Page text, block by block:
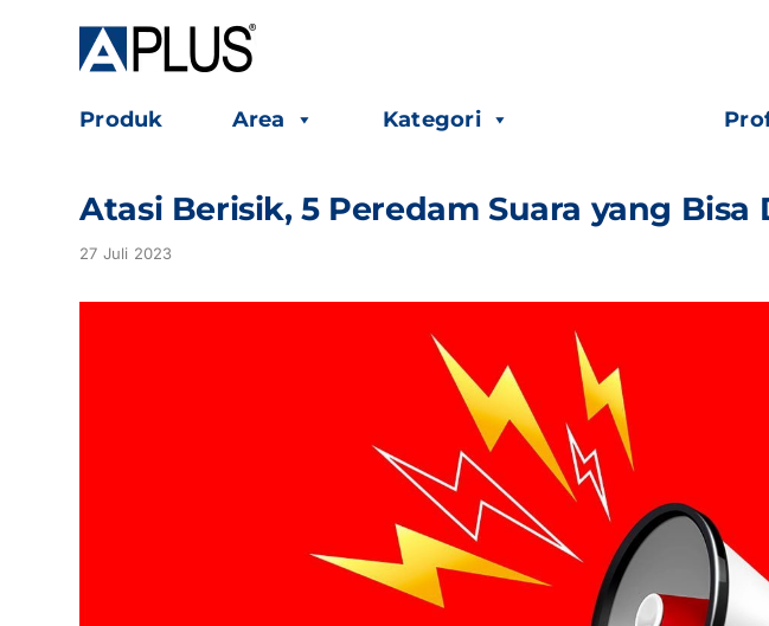
Produk Area Kategori
Atasi Berisik, 5 Peredam Suara yang
27 Juli 2023